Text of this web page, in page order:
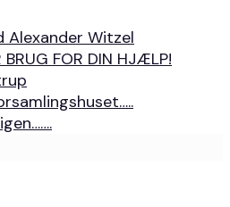
Alexander Witzel
BRUG FOR DIN HJÆLP!